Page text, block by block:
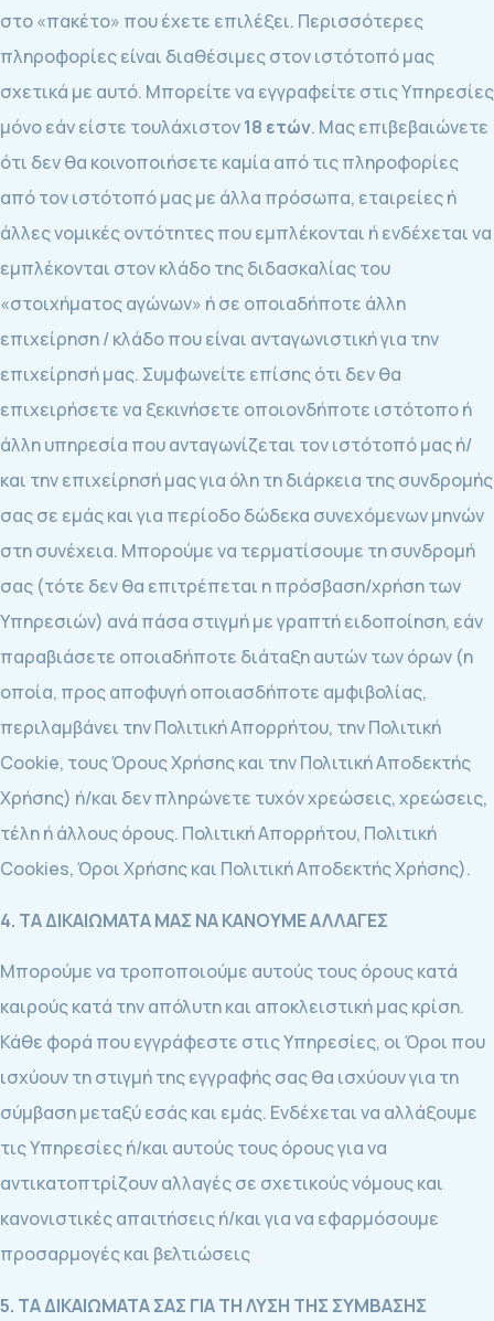
στο «πακέτο» που έχετε επιλέξει. Περισσότερες
πληροφορίες είναι διαθέσιμες στον ιστότοπό μας
σχετικά με αυτό. Μπορείτε να εγγραφείτε στις Υπηρεσίες
μόνο εάν είστε τουλάχιστον18 ετών. Μας επιβεβαιώνετε
ότι δεν θα κοινοποιήσετε καμία από τις πληροφορίες
από τον ιστότοπό μας με άλλα πρόσωπα, εταιρείες ή
άλλες νομικές οντότητες που εμπλέκονται ή ενδέχεται να
εμπλέκονται στον κλάδο της διδασκαλίας του
«στοιχήματος αγώνων» ή σε οποιαδήποτε άλλη
επιχείρηση / κλάδο που είναι ανταγωνιστική για την
επιχείρησή μας. Συμφωνείτε επίσης ότι δεν θα
επιχειρήσετε να ξεκινήσετε οποιονδήποτε ιστότοπο ή
άλλη υπηρεσία που ανταγωνίζεται τον ιστότοπό μας ή/
και την επιχείρησή μας για όλη τη διάρκεια της συνδρομής
σας σε εμάς και για περίοδο δώδεκα συνεχόμενων μηνών
στη συνέχεια. Μπορούμε να τερματίσουμε τη συνδρομή
σας (τότε δεν θα επιτρέπεται η πρόσβαση/χρήση των
Υπηρεσιών) ανά πάσα στιγμή με γραπτή ειδοποίηση, εάν
παραβιάσετε οποιαδήποτε διάταξη αυτών των όρων (η
οποία, προς αποφυγή οποιασδήποτε αμφιβολίας,
περιλαμβάνει την Πολιτική Απορρήτου, την Πολιτική
Cookie, τους Όρους Χρήσης και την Πολιτική Αποδεκτής
Χρήσης) ή/και δεν πληρώνετε τυχόν χρεώσεις, χρεώσεις,
τέλη ή άλλους όρους. Πολιτική Απορρήτου, Πολιτική
Cookies, Όροι Χρήσης και Πολιτική Αποδεκτής Χρήσης).
4. ΤΑ ΔΙΚΑΙΩΜΑΤΑ ΜΑΣ ΝΑ ΚΑΝΟΥΜΕ ΑΛΛΑΓΕΣ
Μπορούμε να τροποποιούμε αυτούς τους όρους κατά
καιρούς κατά την απόλυτη και αποκλειστική μας κρίση.
Κάθε φορά που εγγράφεστε στις Υπηρεσίες, οι Όροι που
ισχύουν τη στιγμή της εγγραφής σας θα ισχύουν για τη
σύμβαση μεταξύ εσάς και εμάς. Ενδέχεται να αλλάξουμε
τις Υπηρεσίες ή/και αυτούς τους όρους για να
αντικατοπτρίζουν αλλαγές σε σχετικούς νόμους και
κανονιστικές απαιτήσεις ή/και για να εφαρμόσουμε
προσαρμογές και βελτιώσεις
5. ΤΑ ΔΙΚΑΙΩΜΑΤΑ ΣΑΣ ΓΙΑ ΤΗ ΛΥΣΗ ΤΗΣ ΣΥΜΒΑΣΗΣ